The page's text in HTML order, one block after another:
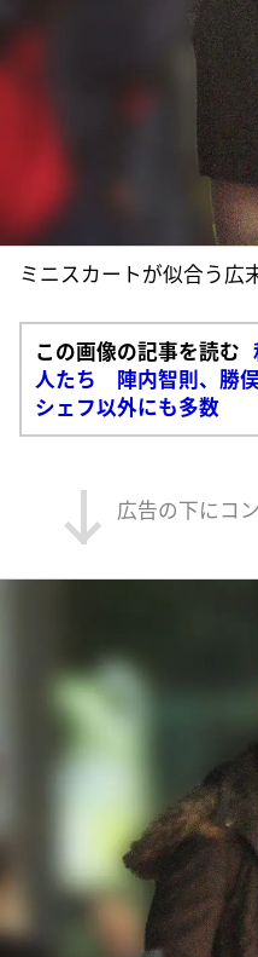
ミニスカートが似合う広
この画像の記事を読む
人たち 陣内智則、勝
シェフ以外にも多数
広告の下にコ